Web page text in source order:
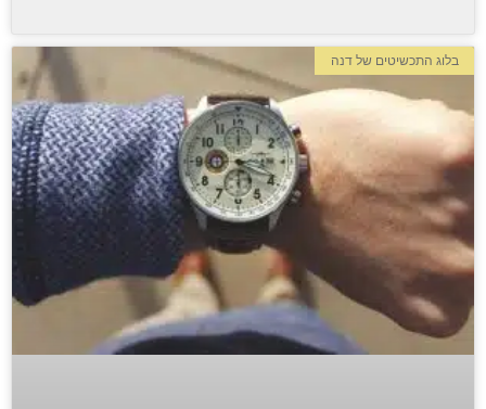
בלוג התכשיטים של דנה